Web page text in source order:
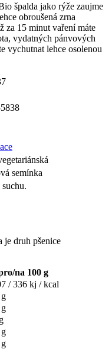
špalda jako rýže zaujme
obroušená zrna
za 15 minut vaření máte
vydatných pánvových
vychutnat lehce osolenou
semínka
je druh pšenice
na 100 g
/ 336 kj / kcal